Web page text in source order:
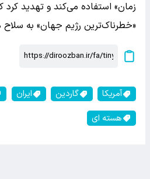
زمان» استفاده می‌کند و تهدید کرد
«خطرناک‌ترین رژیم جهان» به
آمریکا گاردین ایران
هسته ای